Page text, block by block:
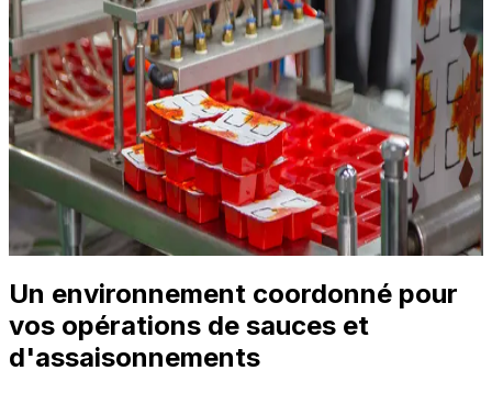
La gestion de plusieurs UGS dans le commerce de détail,
la restauration et les marques de distributeurs - chacune
avec sa propre version de formule, sa déclaration
d'allergènes et ses spécifications d'étiquetage - exige
plus qu'un système standard ne peut gérer. Notre ERP
pour les sauces et les vinaigrettes permet le contrôle
des recettes, la traçabilité des lots et la visibilité de la
production. Il est conçu pour répondre à la complexité
de vos opérations.
En savoir plus
Un environnement coordonné pour
vos opérations de sauces et
d'assaisonnements